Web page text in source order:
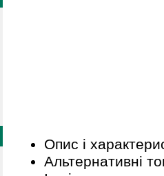
Опис і
Альтернативні